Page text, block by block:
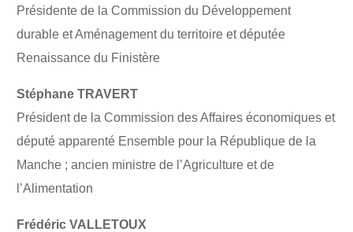
Présidente de la Commission du Développement
durable et Aménagement du territoire et députée
Renaissance du Finistère
Stéphane TRAVERT
Président de la Commission des Affaires économiques et
député apparenté Ensemble pour la République de la
Manche ; ancien ministre de l’Agriculture et de
l’Alimentation
Frédéric VALLETOUX